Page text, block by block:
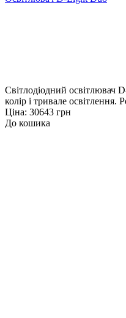
Світлодіодний освітлювач
колір і тривале освітлення.
Ціна: 30643 грн
До кошика